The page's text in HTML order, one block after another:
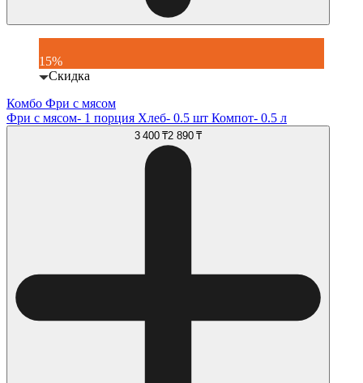
15%
Скидка
Комбо Фри с мясом
Фри с мясом- 1 порция Хлеб- 0.5 шт Компот- 0.5 л
3 400 ₸2 890 ₸